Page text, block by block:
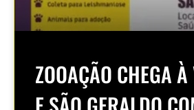
ZOOAÇÃO CHEGA